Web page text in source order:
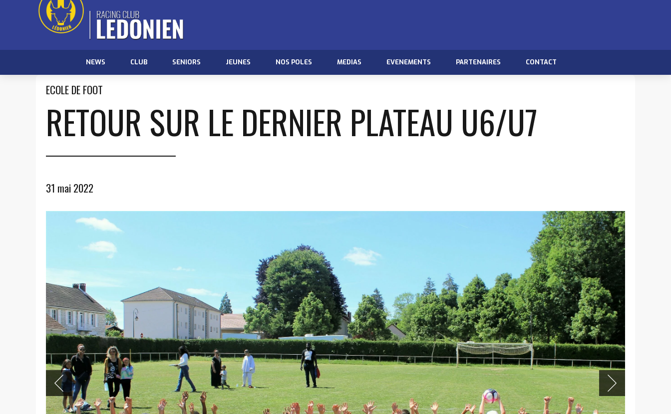
NEWS CLUB SENIORS JEUNES NOS POLES MEDIAS EVENEMENTS PARTENAIRES CONTACT
ECOLE DE FOOT
RETOUR SUR LE DERNIER PLATEAU U6/U7
31 mai 2022